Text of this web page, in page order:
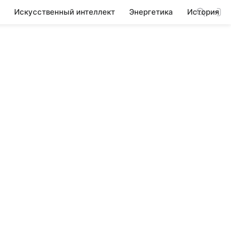
Искусственный интеллект Энергетика История